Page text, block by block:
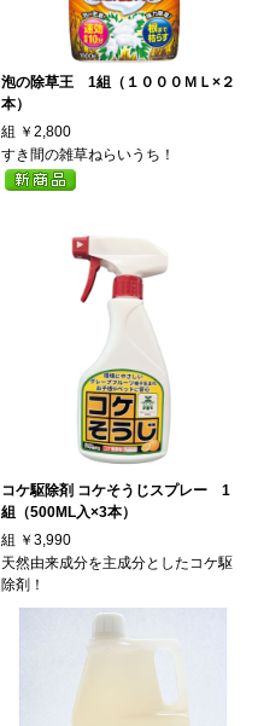
泡の除草王 1組（１０００ＭＬ×２
本）
組 ￥2,800
すき間の雑草ねらいうち！
コケ駆除剤 コケそうじスプレー 1
組（500ML入×3本）
組 ￥3,990
天然由来成分を主成分としたコケ駆
除剤！